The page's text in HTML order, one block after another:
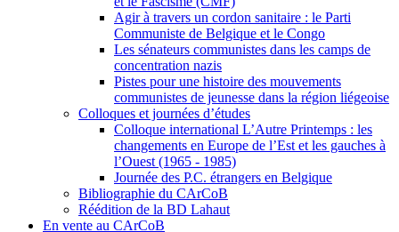
Agir à travers un cordon sanitaire : le Parti
Communiste de Belgique et le Congo
Les sénateurs communistes dans les camps de
concentration nazis
Pistes pour une histoire des mouvements
communistes de jeunesse dans la région liégeoise
Colloques et journées d’études
Colloque international L’Autre Printemps : les
changements en Europe de l’Est et les gauches à
l’Ouest (1965 - 1985)
Journée des P.C. étrangers en Belgique
Bibliographie du CArCoB
Réédition de la BD Lahaut
En vente au CArCoB